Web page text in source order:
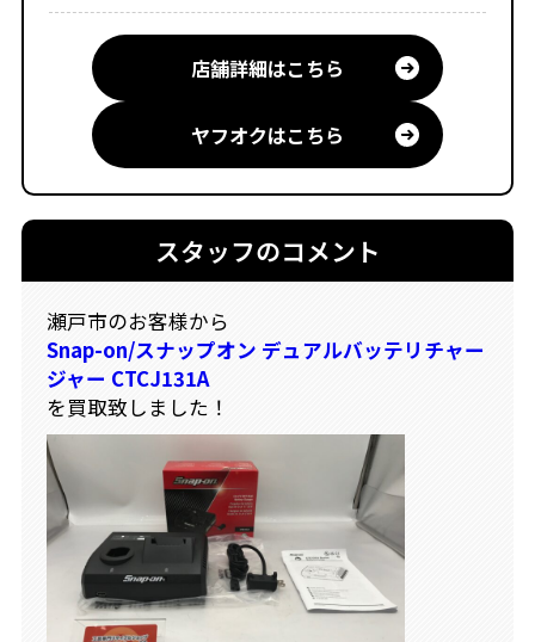
店舗詳細はこちら
ヤフオクはこちら
スタッフのコメント
瀬戸市のお客様から
Snap-on/スナップオン デュアルバッテリチャー
ジャー CTCJ131A
を買取致しました！